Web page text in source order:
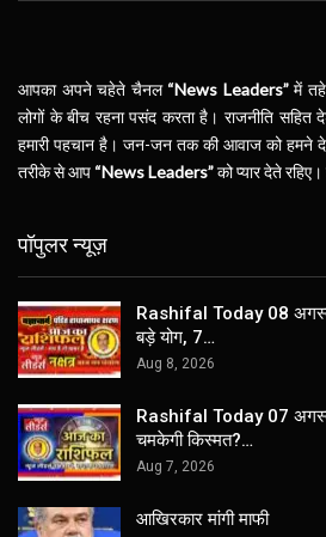
आपका अपने चहेते चैनल “News Leaders”में तहे
लोगों के बीच रहना पसंद करता है। राजनीति सहित
हमारी पहचान है। जन-जन तक की आवाज को हमने
तरीके से आप “News Leaders”को प्यार देते
पॉपुलर न्यूज़
Rashifal Today 08
बड़े योग, 7…
Aug 8, 2026
Rashifal Today 07
चमकेगी किस्मत?…
Aug 7, 2026
आखिरकार मांगी माफी